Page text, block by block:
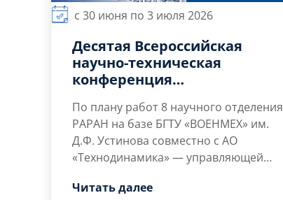
с 30 июня по 3 июля 2026
Десятая Всероссийская
научно-техническая
конференция
баллистического
проектирования – 2026»
По плану работ 8 научного отделения
РАРАН на базе БГТУ «ВОЕНМЕХ» им.
Д.Ф. Устинова совместно с АО
«Технодинамика» — управляющей
«Спецхимия» в период с 30 июня по 3
Читать далее